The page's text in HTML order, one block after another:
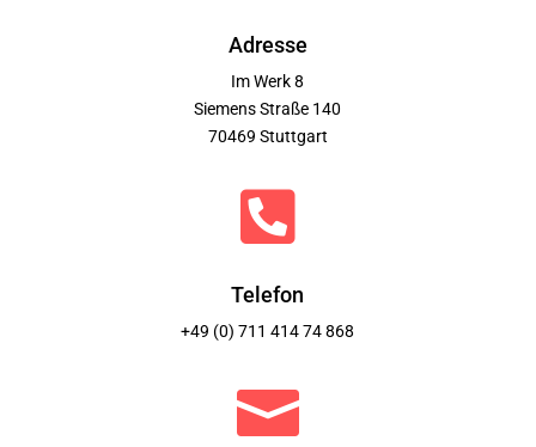
Adresse
Im Werk 8
Siemens Straße 140
70469 Stuttgart

Telefon
+49 (0) 711 414 74 868
